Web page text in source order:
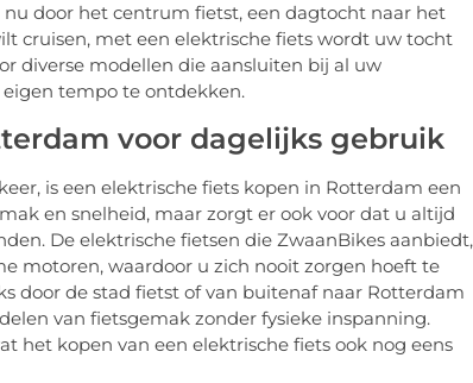
door het centrum fietst, een dagtocht naar het
cruisen, met een elektrische fiets wordt uw tocht
diverse modellen die aansluiten bij al uw
tempo te ontdekken.
voor dagelijks gebruik
is een elektrische fiets kopen in Rotterdam een
en snelheid, maar zorgt er ook voor dat u altijd
De elektrische fietsen die ZwaanBikes aanbiedt,
motoren, waardoor u zich nooit zorgen hoeft te
door de stad fietst of van buitenaf naar Rotterdam
van fietsgemak zonder fysieke inspanning.
het kopen van een elektrische fiets ook nog eens